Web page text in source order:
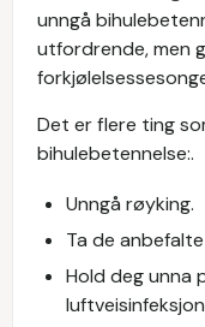
unngå
utfordrende, men
Det er flere ting
bihulebetennelse:.
Unngå røyking.
Ta de
Hold deg unna